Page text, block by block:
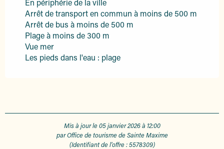
En périphérie de la ville
Arrêt de transport en commun à moins de 500 m
Arrêt de bus à moins de 500 m
Plage à moins de 300 m
Vue mer
Les pieds dans l'eau : plage
Mis à jour le 05 janvier 2026 à 12:00
par Office de tourisme de Sainte Maxime
(Identifiant de l'offre :5578309)